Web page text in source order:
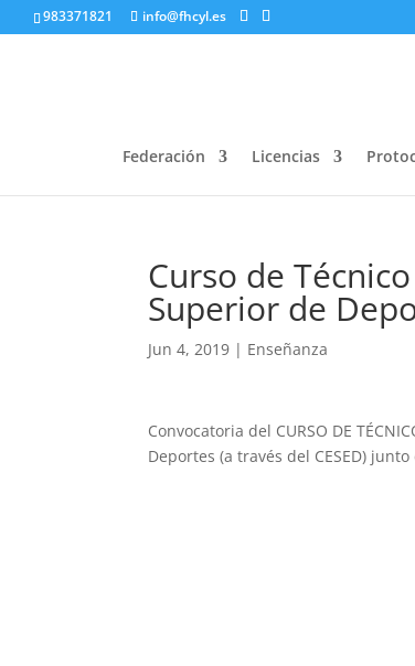
983371821 info@fhcyl.es
Federación Licencias
Curso de
Superior de
Jun 4, 2019 | Enseñanza
Convocatoria del CURSO DE
Deportes (a través del CESED) junto